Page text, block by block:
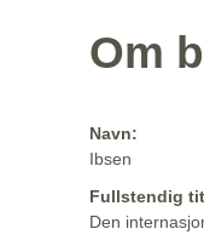
Om
Navn:
Ibsen
Fullstendig
Den